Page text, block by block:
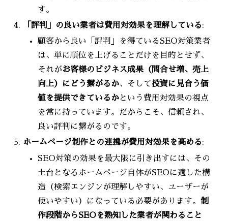
す。
「評判」の良い業者は費用対効果を理解している:
顧客から良い「評判」を得ているSEO対策業者
は、単に順位を上げることだけを目的とせず、
それがお客様のビジネス成果（問合せ増、売上
向上）にどう繋がるか、そして投資に見合う価
値を提供できているかという費用対効果の視点
を常に持っています。だからこそ、信頼され、
良い評判に繋がるのです。
ホームページ制作との連携が費用対効果を高める:
SEO対策の効果を最大限に引き出すには、その
土台となるホームページ自体がSEOに適した構
造（検索エンジンが理解しやすい、ユーザーが
使いやすい）になっている必要があります。制
作段階からSEOを熟知した業者が関わること